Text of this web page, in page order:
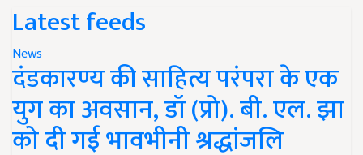
Latest feeds
News
दंडकारण्य की साहित्य परंपरा के एक
युग का अवसान, डॉ (प्रो). बी. एल. झा
को दी गई भावभीनी श्रद्धांजलि